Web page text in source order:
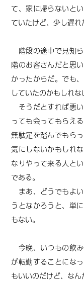
て、家に帰らないと
ていたけど、少し遅れ
階段の途中で見知
階のお客さんだと思
かったからだ。でも
していたのかもしれな
そうだとすれば悪
っても会ってもらえ
無駄足を踏んでもら
気にしないかもしれ
なりやって来る人と
である。
まあ、どうでもよ
うとなかろうと、単
もない。
今晩、いつもの飲
が転勤することにな
もいいのだけど、なん